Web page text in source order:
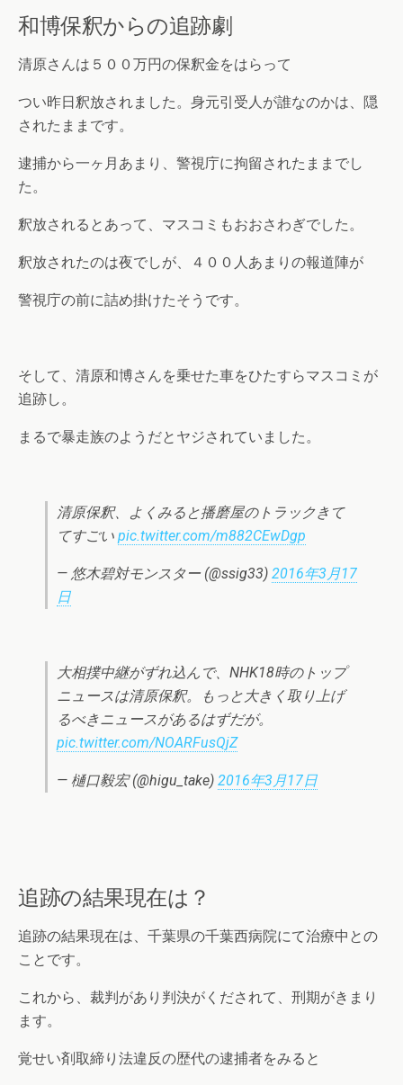
和博保釈からの追跡劇
清原さんは５００万円の保釈金をはらって
つい昨日釈放されました。身元引受人が誰なのかは、隠
されたままです。
逮捕から一ヶ月あまり、警視庁に拘留されたままでし
た。
釈放されるとあって、マスコミもおおさわぎでした。
釈放されたのは夜でしが、４００人あまりの報道陣が
警視庁の前に詰め掛けたそうです。
そして、清原和博さんを乗せた車をひたすらマスコミが
追跡し。
まるで暴走族のようだとヤジされていました。
清原保釈、よくみると播磨屋のトラックきて
てすごい pic.twitter.com/m882CEwDgp
— 悠木碧対モンスター (@ssig33) 2016年3月17
日
大相撲中継がずれ込んで、NHK18時のトップ
ニュースは清原保釈。もっと大きく取り上げ
るべきニュースがあるはずだが。
pic.twitter.com/NOARFusQjZ
— 樋口毅宏 (@higu_take) 2016年3月17日
追跡の結果現在は？
追跡の結果現在は、千葉県の千葉西病院にて治療中との
ことです。
これから、裁判があり判決がくだされて、刑期がきまり
ます。
覚せい剤取締り法違反の歴代の逮捕者をみると